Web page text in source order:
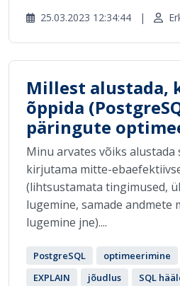
25.03.2023 12:34:44 |
Millest alustada,
õppida
päringute
Minu arvates võiks alustada
kirjutama mitte-
(lihtsustamata tingimused,
lugemine, samade andmete
lugemine jne)....
PostgreSQL optimeerimine
EXPLAIN
jõudlus SQL